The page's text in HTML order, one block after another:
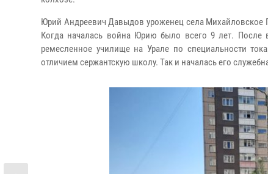
Юрий Андреевич Давыдов уроженец села Михайловское
Когда началась война Юрию было всего 9 лет. После
ремесленное училище на Урале по специальности
отличием сержантскую школу. Так и началась его